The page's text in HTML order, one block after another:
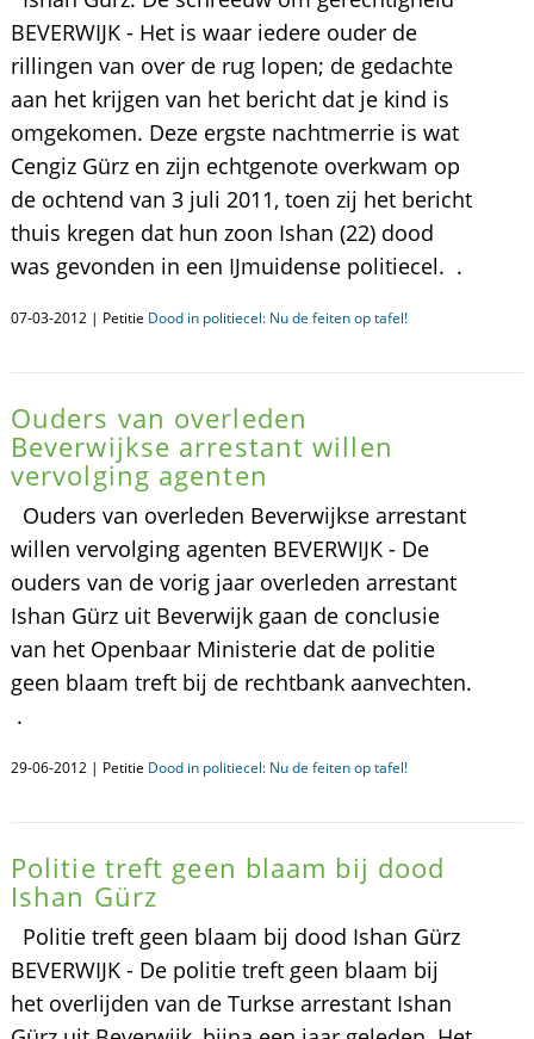
BEVERWIJK - Het is waar iedere ouder de
rillingen van over de rug lopen; de gedachte
aan het krijgen van het bericht dat je kind is
omgekomen. Deze ergste nachtmerrie is wat
Cengiz Gürz en zijn echtgenote overkwam op
de ochtend van 3 juli 2011, toen zij het bericht
thuis kregen dat hun zoon Ishan (22) dood
was gevonden in een IJmuidense politiecel. .
07-03-2012 | Petitie Dood in politiecel: Nu de feiten op tafel!
Ouders van overleden
Beverwijkse arrestant willen
vervolging agenten
Ouders van overleden Beverwijkse arrestant
willen vervolging agenten BEVERWIJK - De
ouders van de vorig jaar overleden arrestant
Ishan Gürz uit Beverwijk gaan de conclusie
van het Openbaar Ministerie dat de politie
geen blaam treft bij de rechtbank aanvechten.
.
29-06-2012 | Petitie Dood in politiecel: Nu de feiten op tafel!
Politie treft geen blaam bij dood
Ishan Gürz
Politie treft geen blaam bij dood Ishan Gürz
BEVERWIJK - De politie treft geen blaam bij
het overlijden van de Turkse arrestant Ishan